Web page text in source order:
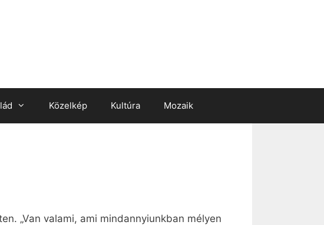
Közelkép Kultúra Mozaik
„Van valami, ami mindannyiunkban mélyen